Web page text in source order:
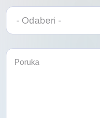
Odaberi
Odaberi